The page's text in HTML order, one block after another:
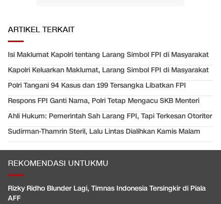
ARTIKEL TERKAIT
Isi Maklumat Kapolri tentang Larang Simbol FPI di Masyarakat
Kapolri Keluarkan Maklumat, Larang Simbol FPI di Masyarakat
Polri Tangani 94 Kasus dan 199 Tersangka Libatkan FPI
Respons FPI Ganti Nama, Polri Tetap Mengacu SKB Menteri
Ahli Hukum: Pemerintah Sah Larang FPI, Tapi Terkesan Otoriter
Sudirman-Thamrin Steril, Lalu Lintas Dialihkan Kamis Malam
REKOMENDASI UNTUKMU
Rizky Ridho Blunder Lagi, Timnas Indonesia Tersingkir di Piala
AFF